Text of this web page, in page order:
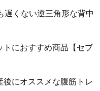
遅くない逆三角形な背中
トにおすすめ商品【セブ
にオススメな腹筋トレ